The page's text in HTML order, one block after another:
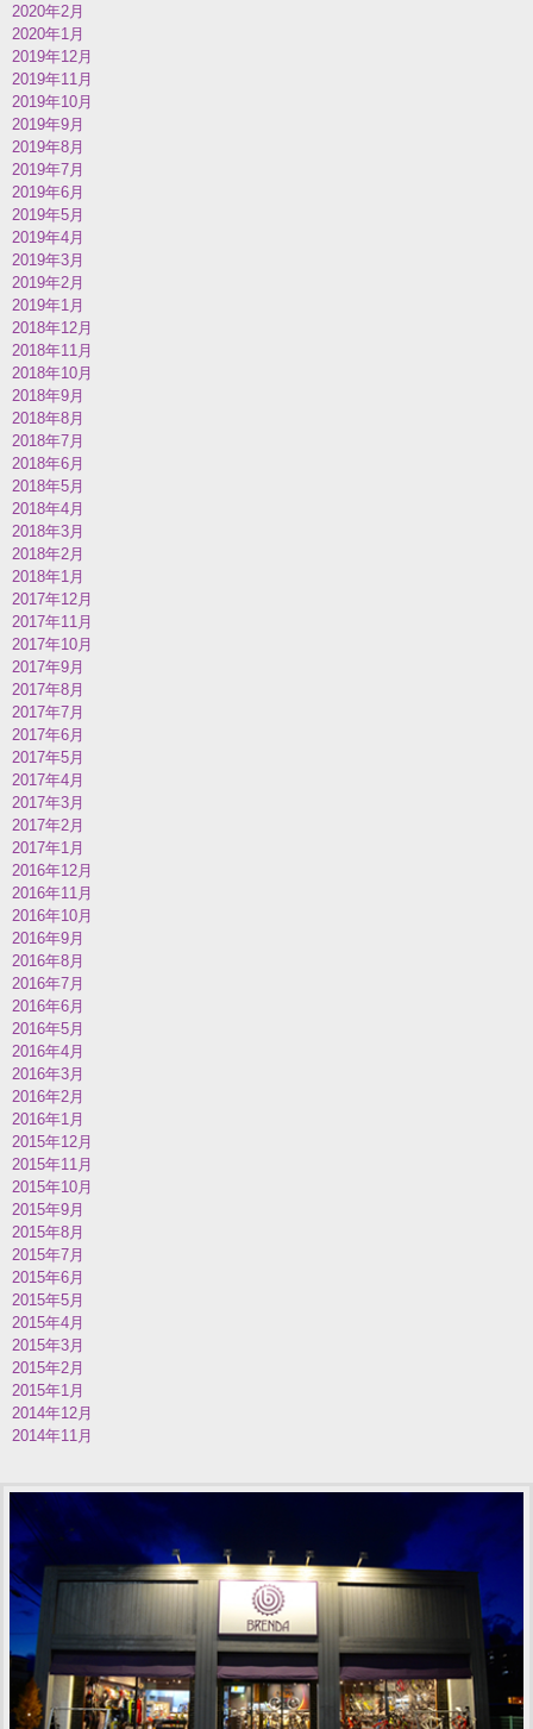
2020年2月
2020年1月
2019年12月
2019年11月
2019年10月
2019年9月
2019年8月
2019年7月
2019年6月
2019年5月
2019年4月
2019年3月
2019年2月
2019年1月
2018年12月
2018年11月
2018年10月
2018年9月
2018年8月
2018年7月
2018年6月
2018年5月
2018年4月
2018年3月
2018年2月
2018年1月
2017年12月
2017年11月
2017年10月
2017年9月
2017年8月
2017年7月
2017年6月
2017年5月
2017年4月
2017年3月
2017年2月
2017年1月
2016年12月
2016年11月
2016年10月
2016年9月
2016年8月
2016年7月
2016年6月
2016年5月
2016年4月
2016年3月
2016年2月
2016年1月
2015年12月
2015年11月
2015年10月
2015年9月
2015年8月
2015年7月
2015年6月
2015年5月
2015年4月
2015年3月
2015年2月
2015年1月
2014年12月
2014年11月